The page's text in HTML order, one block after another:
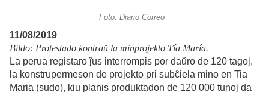
Foto: Diario Correo
11/08/2019
Bildo: Protestado kontraŭ la minprojekto Tía María.
La perua registaro ĵus interrompis por daŭro de 120 tagoj,
la konstrupermeson de projekto pri subĉiela mino en Tia
Maria (sudo), kiu planis produktadon de 120 000 tunoj da